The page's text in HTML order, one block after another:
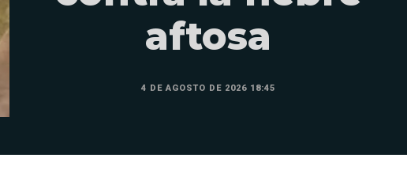
aftosa
4 DE AGOSTO DE 2026 18:45